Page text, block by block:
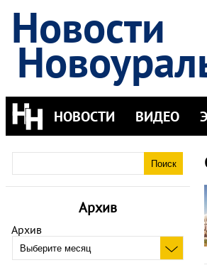
Новости
НОВОСТИ ВИДЕО
Архив
Архив